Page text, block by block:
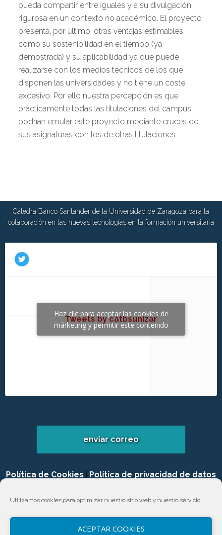
Utilizamos cookies para optimizar nuestro sitio web y nuestro servicio.
ACEPTAR COOKIES
pueda compartir entre iguales y a su divulgación
rigurosa en un contexto no académico. El proyecto
presenta, por último, otras ventajas estimables
como su sostenibilidad en el tiempo (ya
demostrada) y su aplicabilidad ya que puede
realizarse con los medios técnicos de los que
disponen las universidades y no tiene un coste
excesivo. Por ello nuestra percepción es que
prácticamente todas las titulaciones del campus
podrían emular este proyecto mediante cruces de
sus asignaturas con los de otras titulaciones.
Cátedra Banco Santander de la Universidad de Zaragoza para la
colaboración en las nuevas tecnologías en la formación universitaria
Tweets by catbsunizar
Haz clic para aceptar las cookies de
márketing y permitir este contenido
enviar correo
Política de Cookies
Política de privacidad de datos